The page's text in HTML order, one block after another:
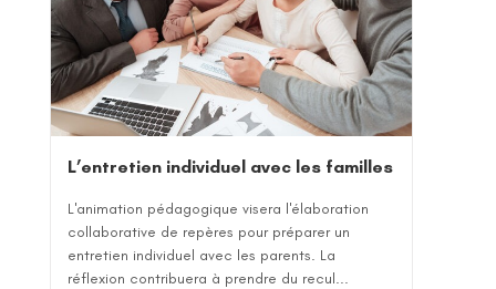
L’entretien individuel avec les familles
L'animation pédagogique visera l'élaboration
collaborative de repères pour préparer un
entretien individuel avec les parents. La
réflexion contribuera à prendre du recul...